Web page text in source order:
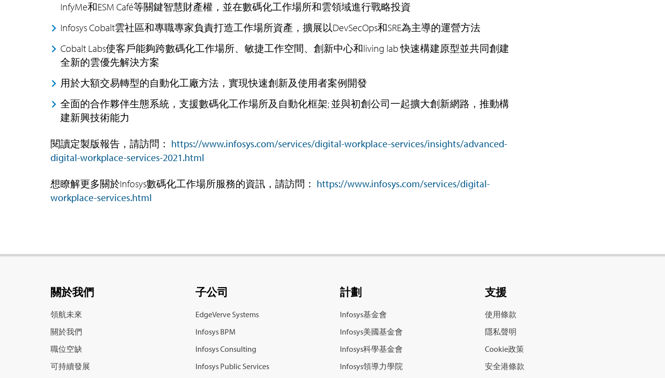
InfyMe和ESM Café等關鍵智慧財產權，並在數碼化工作場所和雲領域進行戰略投資
Infosys Cobalt雲社區和專職專家負責打造工作場所資產，擴展以DevSecOps和SRE為主導的運營方法
Cobalt Labs使客戶能夠跨數碼化工作場所、敏捷工作空間、創新中心和living lab 快速構建原型並共同創建
全新的雲優先解決方案
用於大額交易轉型的自動化工廠方法，實現快速創新及使用者案例開發
全面的合作夥伴生態系統，支援數碼化工作場所及自動化框架; 並與初創公司一起擴大創新網路，推動構
建新興技術能力
閱讀定製版報告，請訪問： https://www.infosys.com/services/digital-workplace-services/insights/advanced-
digital-workplace-services-2021.html
想瞭解更多關於Infosys數碼化工作場所服務的資訊，請訪問： https://www.infosys.com/services/digital-
workplace-services.html
關於我們
領航未來
關於我們
職位空缺
可持續發展
子公司
EdgeVerve Systems
Infosys BPM
Infosys Consulting
Infosys Public Services
計劃
Infosys基金會
Infosys美國基金會
Infosys科學基金會
Infosys領導力學院
支援
使用條款
隱私聲明
Cookie政策
安全港條款